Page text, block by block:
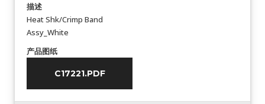
描述
Heat Shk/Crimp Band
Assy_White
产品图纸
C17221.PDF